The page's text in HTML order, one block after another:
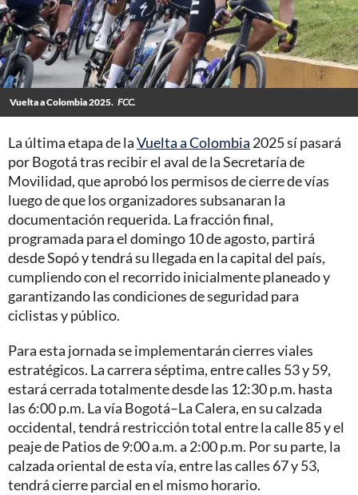
Vuelta a Colombia 2025. FCC.
La última etapa de laVuelta a Colombia 2025 sí pasará
por Bogotá tras recibir el aval de la Secretaría de
Movilidad, que aprobó los permisos de cierre de vías
luego de que los organizadores subsanaran la
documentación requerida. La fracción final,
programada para el domingo 10 de agosto, partirá
desde Sopó y tendrá su llegada en la capital del país,
cumpliendo con el recorrido inicialmente planeado y
garantizando las condiciones de seguridad para
ciclistas y público.
Para esta jornada se implementarán cierres viales
estratégicos. La carrera séptima, entre calles 53 y 59,
estará cerrada totalmente desde las 12:30 p.m. hasta
las 6:00 p.m. La vía Bogotá–La Calera, en su calzada
occidental, tendrá restricción total entre la calle 85 y el
peaje de Patios de 9:00 a.m. a 2:00 p.m. Por su parte, la
calzada oriental de esta vía, entre las calles 67 y 53,
tendrá cierre parcial en el mismo horario.